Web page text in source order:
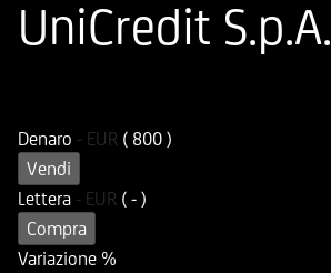
UniCredit S.p.A.
Denaro - EUR ( 800 )
Vendi
Lettera - EUR ( - )
Compra
Variazione %